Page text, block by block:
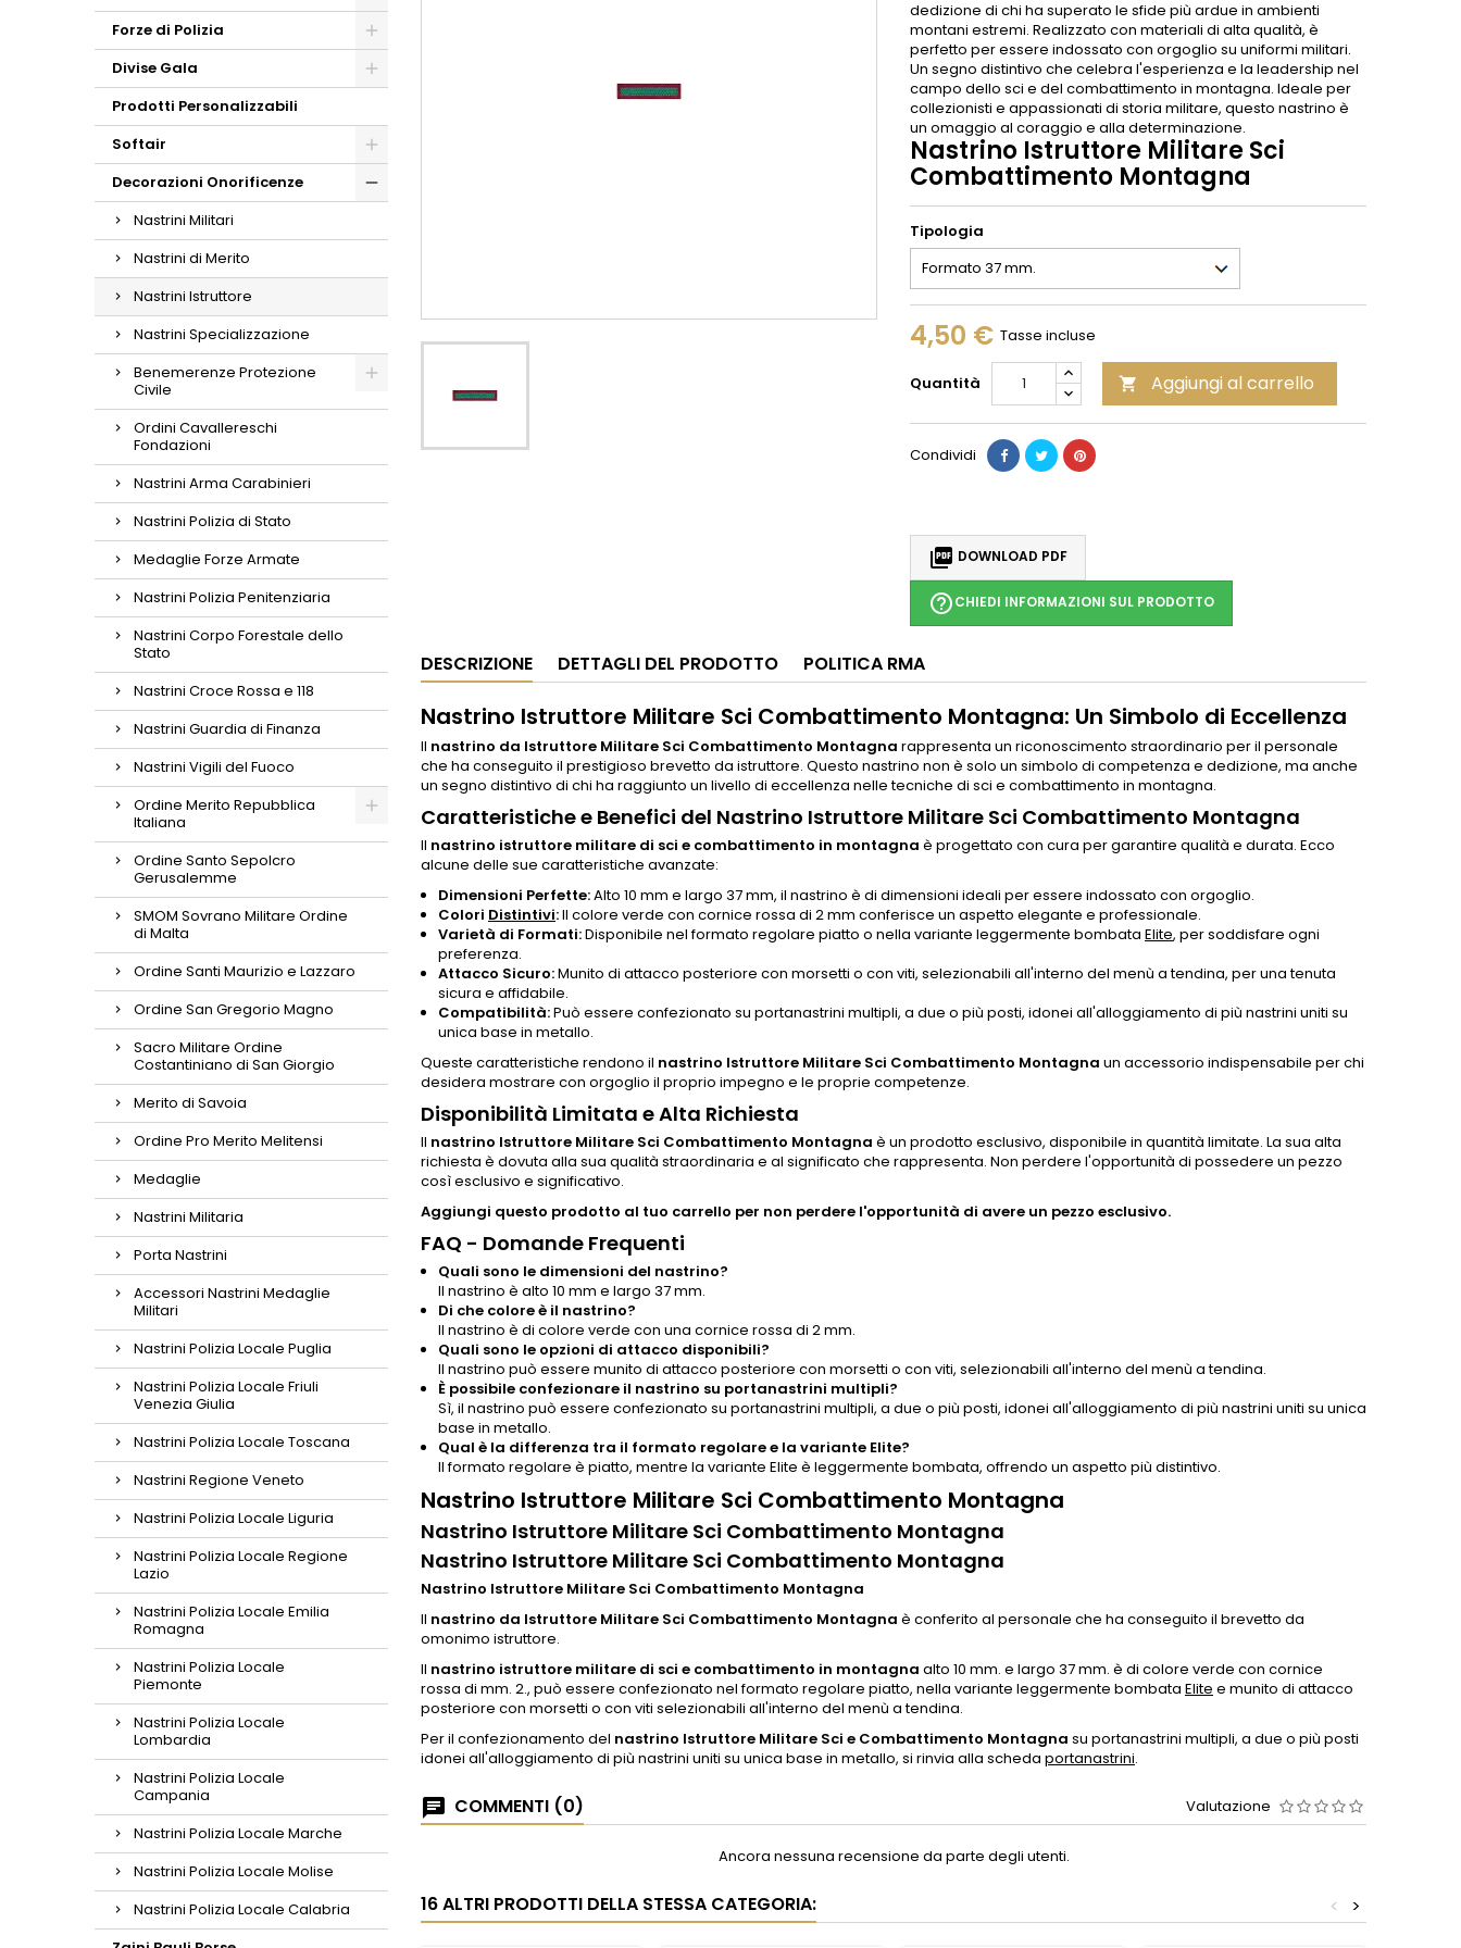
Forze di Polizia
Divise Gala
Prodotti Personalizzabili
Softair
Decorazioni Onorificenze
Nastrini Militari
Nastrini di Merito
Nastrini Istruttore
Nastrini Specializzazione
Benemerenze Protezione
Civile
Ordini Cavallereschi
Fondazioni
Nastrini Arma Carabinieri
Nastrini Polizia di Stato
Medaglie Forze Armate
Nastrini Polizia Penitenziaria
Nastrini Corpo Forestale dello
Stato
Nastrini Croce Rossa e 118
Nastrini Guardia di Finanza
Nastrini Vigili del Fuoco
Ordine Merito Repubblica
Italiana
Ordine Santo Sepolcro
Gerusalemme
SMOM Sovrano Militare Ordine
di Malta
Ordine Santi Maurizio e Lazzaro
Ordine San Gregorio Magno
Sacro Militare Ordine
Costantiniano di San Giorgio
Merito di Savoia
Ordine Pro Merito Melitensi
Medaglie
Nastrini Militaria
Porta Nastrini
Accessori Nastrini Medaglie
Militari
Nastrini Polizia Locale Puglia
Nastrini Polizia Locale Friuli
Venezia Giulia
Nastrini Polizia Locale Toscana
Nastrini Regione Veneto
Nastrini Polizia Locale Liguria
Nastrini Polizia Locale Regione
Lazio
Nastrini Polizia Locale Emilia
Romagna
Nastrini Polizia Locale
Piemonte
Nastrini Polizia Locale
Lombardia
Nastrini Polizia Locale
Campania
Nastrini Polizia Locale Marche
Nastrini Polizia Locale Molise
Nastrini Polizia Locale Calabria
dedizione di chi ha superato le sfide più ardue in ambienti
montani estremi. Realizzato con materiali di alta qualità, è
perfetto per essere indossato con orgoglio su uniformi militari.
Un segno distintivo che celebra l'esperienza e la leadership nel
campo dello sci e del combattimento in montagna. Ideale per
collezionisti e appassionati di storia militare, questo nastrino è
un omaggio al coraggio e alla determinazione.
Nastrino Istruttore Militare Sci
Combattimento Montagna
Tipologia
4,50 € Tasse incluse
Quantità  Aggiungi al carrello
Condividi
 DOWNLOAD PDF
help_outlineCHIEDI INFORMAZIONI SUL PRODOTTO
DESCRIZIONE DETTAGLI DEL PRODOTTO POLITICA RMA
Nastrino Istruttore Militare Sci Combattimento Montagna: Un Simbolo di Eccellenza
Il nastrino da Istruttore Militare Sci Combattimento Montagna rappresenta un riconoscimento straordinario per il personale
che ha conseguito il prestigioso brevetto da istruttore. Questo nastrino non è solo un simbolo di competenza e dedizione, ma anche
un segno distintivo di chi ha raggiunto un livello di eccellenza nelle tecniche di sci e combattimento in montagna.
Caratteristiche e Benefici del Nastrino Istruttore Militare Sci Combattimento Montagna
Il nastrino istruttore militare di sci e combattimento in montagna è progettato con cura per garantire qualità e durata. Ecco
alcune delle sue caratteristiche avanzate:
Dimensioni Perfette:Alto 10 mm e largo 37 mm, il nastrino è di dimensioni ideali per essere indossato con orgoglio.
Colori Distintivi:Il colore verde con cornice rossa di 2 mm conferisce un aspetto elegante e professionale.
Varietà di Formati:Disponibile nel formato regolare piatto o nella variante leggermente bombata Elite, per soddisfare ogni
preferenza.
Attacco Sicuro:Munito di attacco posteriore con morsetti o con viti, selezionabili all'interno del menù a tendina, per una tenuta
sicura e affidabile.
Compatibilità:Può essere confezionato su portanastrini multipli, a due o più posti, idonei all'alloggiamento di più nastrini uniti su
unica base in metallo.
Queste caratteristiche rendono il nastrino Istruttore Militare Sci Combattimento Montagna un accessorio indispensabile per chi
desidera mostrare con orgoglio il proprio impegno e le proprie competenze.
Disponibilità Limitata e Alta Richiesta
Il nastrino Istruttore Militare Sci Combattimento Montagna è un prodotto esclusivo, disponibile in quantità limitate. La sua alta
richiesta è dovuta alla sua qualità straordinaria e al significato che rappresenta. Non perdere l'opportunità di possedere un pezzo
così esclusivo e significativo.
Aggiungi questo prodotto al tuo carrello per non perdere l'opportunità di avere un pezzo esclusivo.
FAQ - Domande Frequenti
Quali sono le dimensioni del nastrino?
Il nastrino è alto 10 mm e largo 37 mm.
Di che colore è il nastrino?
Il nastrino è di colore verde con una cornice rossa di 2 mm.
Quali sono le opzioni di attacco disponibili?
Il nastrino può essere munito di attacco posteriore con morsetti o con viti, selezionabili all'interno del menù a tendina.
È possibile confezionare il nastrino su portanastrini multipli?
Sì, il nastrino può essere confezionato su portanastrini multipli, a due o più posti, idonei all'alloggiamento di più nastrini uniti su unica
base in metallo.
Qual è la differenza tra il formato regolare e la variante Elite?
Il formato regolare è piatto, mentre la variante Elite è leggermente bombata, offrendo un aspetto più distintivo.
Nastrino Istruttore Militare Sci Combattimento Montagna
Nastrino Istruttore Militare Sci Combattimento Montagna
Nastrino Istruttore Militare Sci Combattimento Montagna
Nastrino Istruttore Militare Sci Combattimento Montagna
Il nastrino da Istruttore Militare Sci Combattimento Montagna è conferito al personale che ha conseguito il brevetto da
omonimo istruttore.
Il nastrino istruttore militare di sci e combattimento in montagna alto 10 mm. e largo 37 mm. è di colore verde con cornice
rossa di mm. 2., può essere confezionato nel formato regolare piatto, nella variante leggermente bombata Elite e munito di attacco
posteriore con morsetti o con viti selezionabili all'interno del menù a tendina.
Per il confezionamento del nastrino Istruttore Militare Sci e Combattimento Montagna su portanastrini multipli, a due o più posti
idonei all'alloggiamento di più nastrini uniti su unica base in metallo, si rinvia alla scheda portanastrini.
COMMENTI (0) Valutazione
Ancora nessuna recensione da parte degli utenti.
16 ALTRI PRODOTTI DELLA STESSA CATEGORIA: >
<